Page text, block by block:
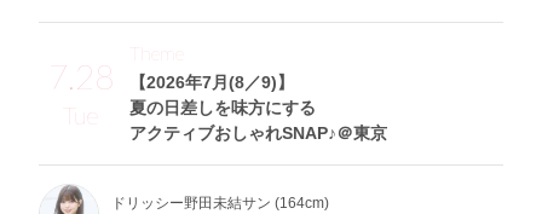
7.28
Tue
【2026年7月(8／9)】
夏の日差しを味方にする
アクティブおしゃれSNAP♪＠東京
Theme
ドリッシー野田未結サン (164cm)